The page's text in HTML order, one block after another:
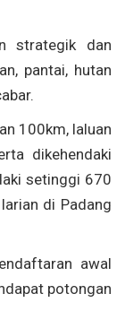
strategik dan
pantai, hutan
100km, laluan
dikehendaki
setinggi 670
di Padang
awal
potongan